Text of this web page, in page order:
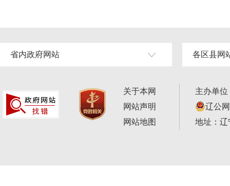
省内政府网站 各区县网
关于本网
网站声明
网站地图
主办单
辽公
地址：辽